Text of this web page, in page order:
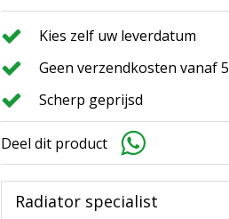
Kies zelf uw leverdatum
Geen verzendkosten vanaf
Scherp geprijsd
Deel dit product
Radiator specialist